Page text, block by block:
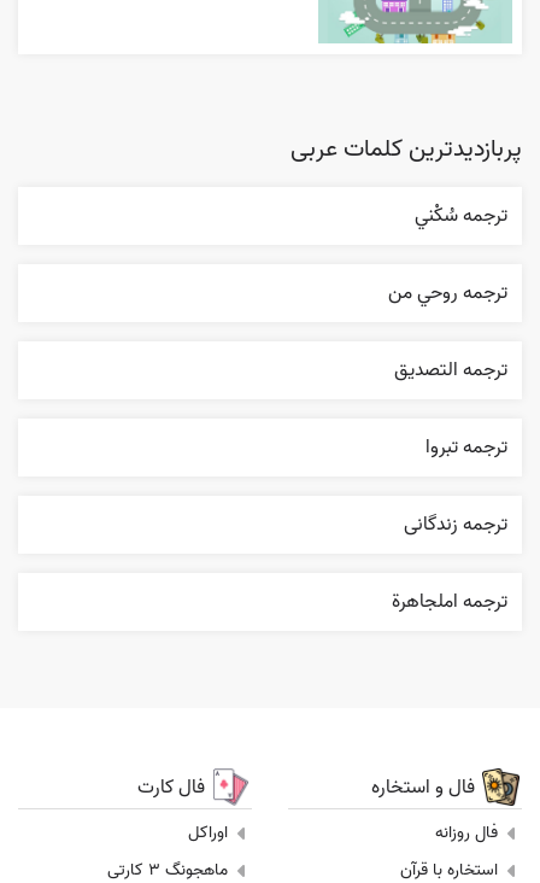
پربازدیدترین کلمات عربی
ترجمه سُکْني
ترجمه روحي من
ترجمه التصديق
ترجمه تبروا
ترجمه زندگانی
ترجمه املجاهرة
فال و استخاره
فال روزانه
استخاره با قرآن
فال کارت
اوراکل
ماهجونگ 3 کارتی